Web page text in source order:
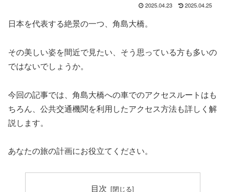
2025.04.23 2025.04.25
日本を代表する絶景の一つ、角島大橋。
その美しい姿を間近で見たい、そう思っている方も多いの
ではないでしょうか。
今回の記事では、角島大橋への車でのアクセスルートはも
ちろん、公共交通機関を利用したアクセス方法も詳しく解
説します。
あなたの旅の計画にお役立てください。
目次